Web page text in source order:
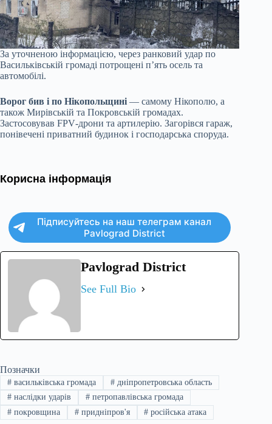
За уточненою інформацією, через ранковий удар по
Васильківській громаді потрощені п’ять осель та
автомобілі.
Ворог бив і по Нікопольщині — самому Нікополю, а
також Мирівській та Покровській громадах.
Застосовував FPV‑дрони та артилерію. Загорівся гараж,
понівечені приватний будинок і господарська споруда.
Корисна інформація
Підписуйтесь на наш телеграм канал
Pavlograd District
Pavlograd District
See Full Bio
Позначки
#васильківська громада #дніпропетровська область
#наслідки ударів #петропавлівська громада
#покровщина #придніпров'я # російська атака